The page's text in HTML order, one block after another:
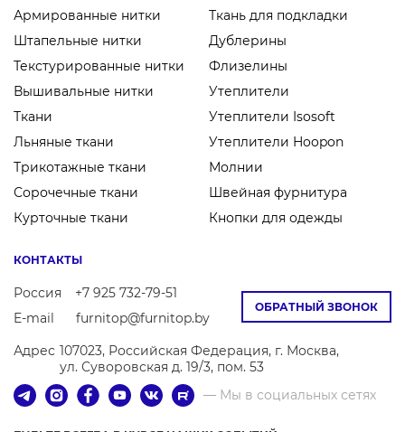
Армированные нитки
Штапельные нитки
Текстурированные нитки
Вышивальные нитки
Ткани
Льняные ткани
Трикотажные ткани
Сорочечные ткани
Курточные ткани
Ткань для подкладки
Дублерины
Флизелины
Утеплители
Утеплители Isosoft
Утеплители Hoopon
Молнии
Швейная фурнитура
Кнопки для одежды
ОБРАТНЫЙ ЗВОНОК
КОНТАКТЫ
Россия
+7 925 732-79-51
E-mail
furnitop@furnitop.by
Адрес 107023, Российская Федерация, г. Москва,
ул. Суворовская д. 19/3, пом. 53
— Мы в социальных сетях